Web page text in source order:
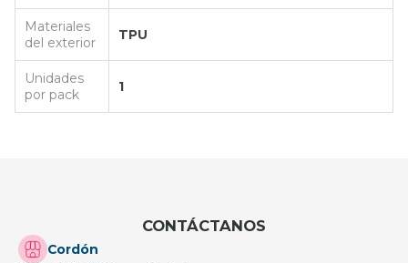
Materiales
del exterior
TPU
Unidades
por pack
1
CONTÁCTANOS
Cordón